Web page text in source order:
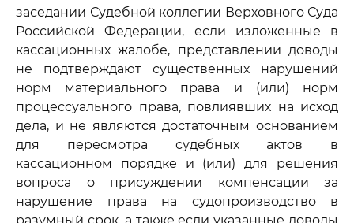
заседании Судебной коллегии Верховного Суда
Российской Федерации, если изложенные в
кассационных жалобе, представлении доводы
не подтверждают существенных нарушений
норм материального права и (или) норм
процессуального права, повлиявших на исход
дела, и не являются достаточным основанием
для пересмотра судебных актов в
кассационном порядке и (или) для решения
вопроса о присуждении компенсации за
нарушение права на судопроизводство в